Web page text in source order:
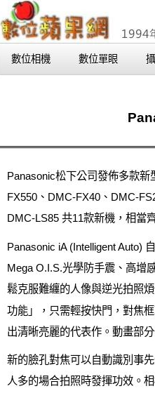
數位相機 數位單眼
Panasonic松下公司發佈多款
FX550、DMC-FX40、DMC-
DMC-LS85 共11款新機，相當
Panasonic iA (Intelligent Auto)
Mega O.I.S.光學防手震、高增
鬆克服難纏的人像與逆光拍照
功能」，只需輕按快門，對焦
出清晰亮麗的代表作。動畫部
新的臉孔對焦可以自動識別事
人多的場合拍照時發揮功效。